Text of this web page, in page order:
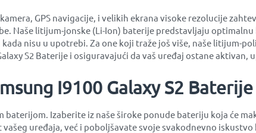
GPS navigacije, i velikih ekrana visoke rezolucije
Naše litijum-jonske (Li-Ion) baterije predstavljaju
nisu u upotrebi. Za one koji traže još više, naše litijum-
S2 Baterije i osiguravajući da vaš uređaj ostane
I9100 Galaxy S2 Baterije
baterijom. Izaberite iz naše široke ponude bateriju koja će
uređaja, već i poboljšavate svoje svakodnevno iskustvo